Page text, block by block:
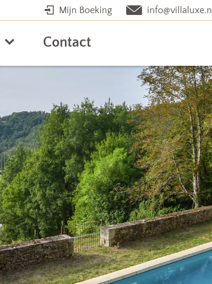
Mijn Boeking info@villaluxe.nl
Contact